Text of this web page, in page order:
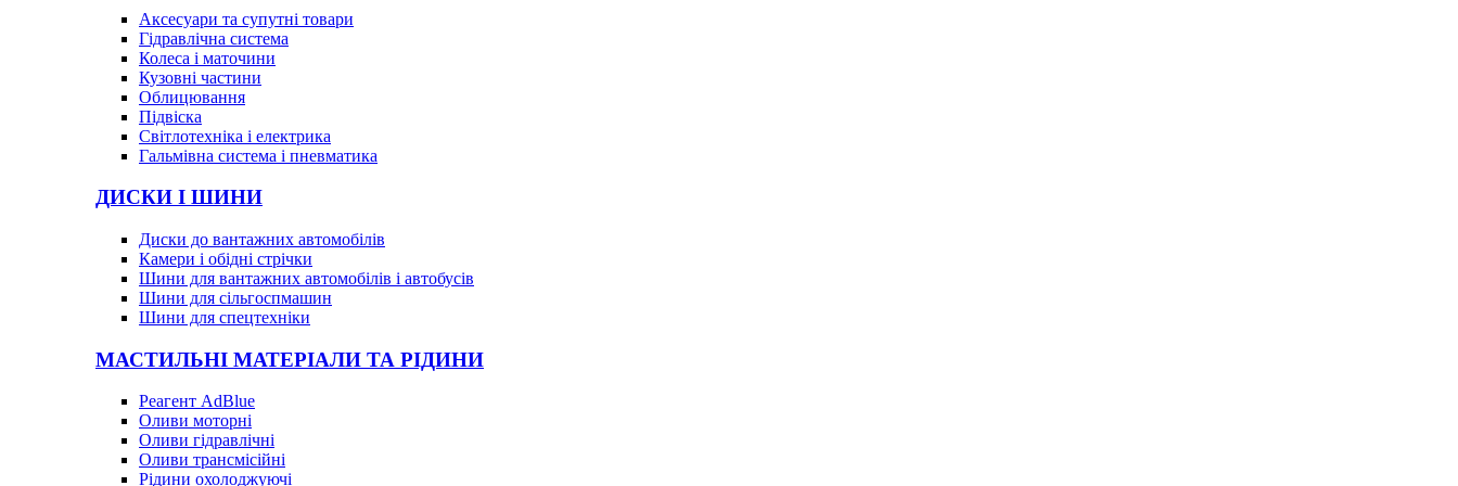
Аксесуари та супутні товари
Гідравлічна система
Колеса і маточини
Кузовні частини
Облицювання
Підвіска
Світлотехніка і електрика
Гальмівна система і пневматика
ДИСКИ І ШИНИ
Диски до вантажних автомобілів
Камери і обідні стрічки
Шини для вантажних автомобілів і автобусів
Шини для сільгоспмашин
Шини для спецтехніки
МАСТИЛЬНІ МАТЕРІАЛИ ТА РІДИНИ
Реагент AdBlue
Оливи моторні
Оливи гідравлічні
Оливи трансмісійні
Рідини охолоджуючі